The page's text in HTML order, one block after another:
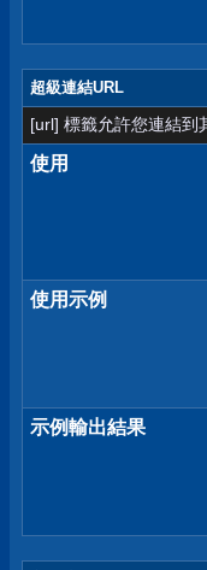
超級連結URL
[url] 標籤允許您連結到
使用
使用示例
示例輸出結果